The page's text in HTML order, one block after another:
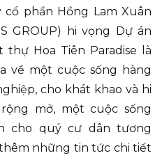
phần Hồng Lam Xuân
GROUP) hi vọng Dự án
Hoa Tiên Paradise là
về một cuộc sống hàng
cho khát khao và hi
mở, một cuộc sống
cho quý cư dân tương
những tin tức chi tiết